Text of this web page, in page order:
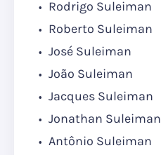
Rodrigo Suleiman
Roberto Suleiman
José Suleiman
João Suleiman
Jacques Suleiman
Jonathan Suleiman
Antônio Suleiman